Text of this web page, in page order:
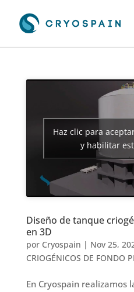
Haz clic para
y habilitar
Diseño de tanque
en 3D
por Cryospain | Nov 25,
CRIOGÉNICOS DE FONDO
En Cryospain realizamos